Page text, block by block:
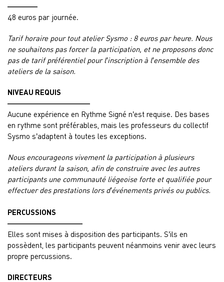
————
48 euros par journée.
Tarif horaire pour tout atelier Sysmo : 8 euros par heure. Nous
ne souhaitons pas forcer la participation, et ne proposons donc
pas de tarif préférentiel pour l’inscription à l’ensemble des
ateliers de la saison.
NIVEAU REQUIS
———————————
Aucune expérience en Rythme Signé n’est requise. Des bases
en rythme sont préférables, mais les professeurs du collectif
Sysmo s’adaptent à toutes les exceptions.
Nous encourageons vivement la participation à plusieurs
ateliers durant la saison, afin de construire avec les autres
participants une communauté liégeoise forte et qualifiée pour
effectuer des prestations lors d’événements privés ou publics.
PERCUSSIONS
——————————
Elles sont mises à disposition des participants. S’ils en
possèdent, les participants peuvent néanmoins venir avec leurs
propre percussions.
DIRECTEURS